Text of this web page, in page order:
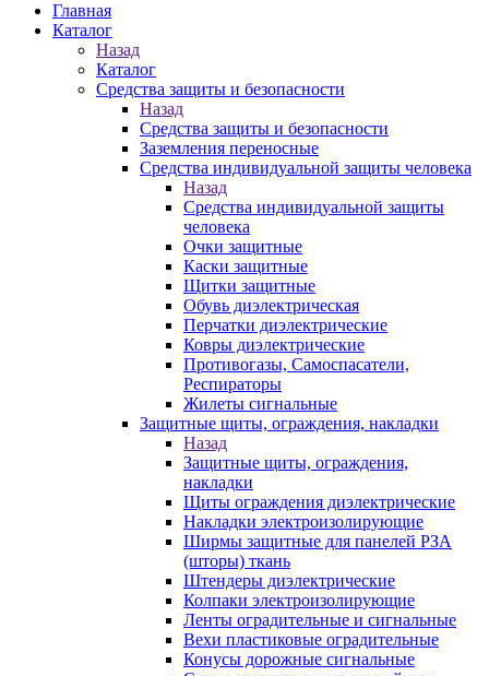
Главная
Каталог
Назад
Каталог
Средства защиты и безопасности
Назад
Средства защиты и безопасности
Заземления переносные
Средства индивидуальной защиты человека
Назад
Средства индивидуальной защиты
человека
Очки защитные
Каски защитные
Щитки защитные
Обувь диэлектрическая
Перчатки диэлектрические
Ковры диэлектрические
Противогазы, Самоспасатели,
Респираторы
Жилеты сигнальные
Защитные щиты, ограждения, накладки
Назад
Защитные щиты, ограждения,
накладки
Щиты ограждения диэлектрические
Накладки электроизолирующие
Ширмы защитные для панелей РЗА
(шторы) ткань
Штендеры диэлектрические
Колпаки электроизолирующие
Ленты оградительные и сигнальные
Вехи пластиковые оградительные
Конусы дорожные сигнальные